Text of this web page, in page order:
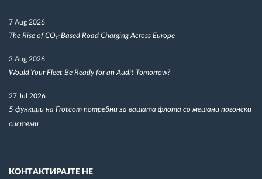
7 Aug 2026
The Rise of CO₂-Based Road Charging Across Europe
3 Aug 2026
Would Your Fleet Be Ready for an Audit Tomorrow?
27 Jul 2026
5 функции на Frotcom потребни за вашата флота со мешани погонски
системи
КОНТАКТИРАЈТЕ НЕ